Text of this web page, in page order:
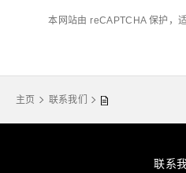
本网站由 reCAPTCHA 保护，
主页 联系我们
联系